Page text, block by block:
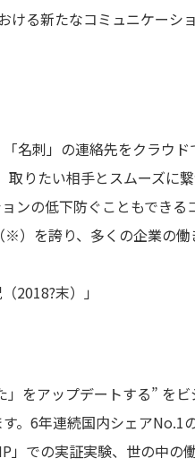
る新たなコミュニケーシ
名刺」の連絡先をクラウド
りたい相手とスムーズに
ンの低下防ぐこともできる
）を誇り、多くの企業の
2018?末）」
をアップデートする” を
。6年連続国内シェアNo.1
」での実証実験、世の中の